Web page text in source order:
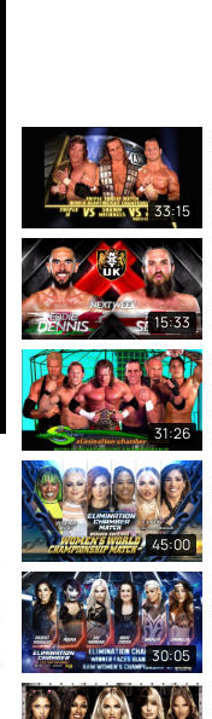
33:15
15:33
31:26
45:00
30:05